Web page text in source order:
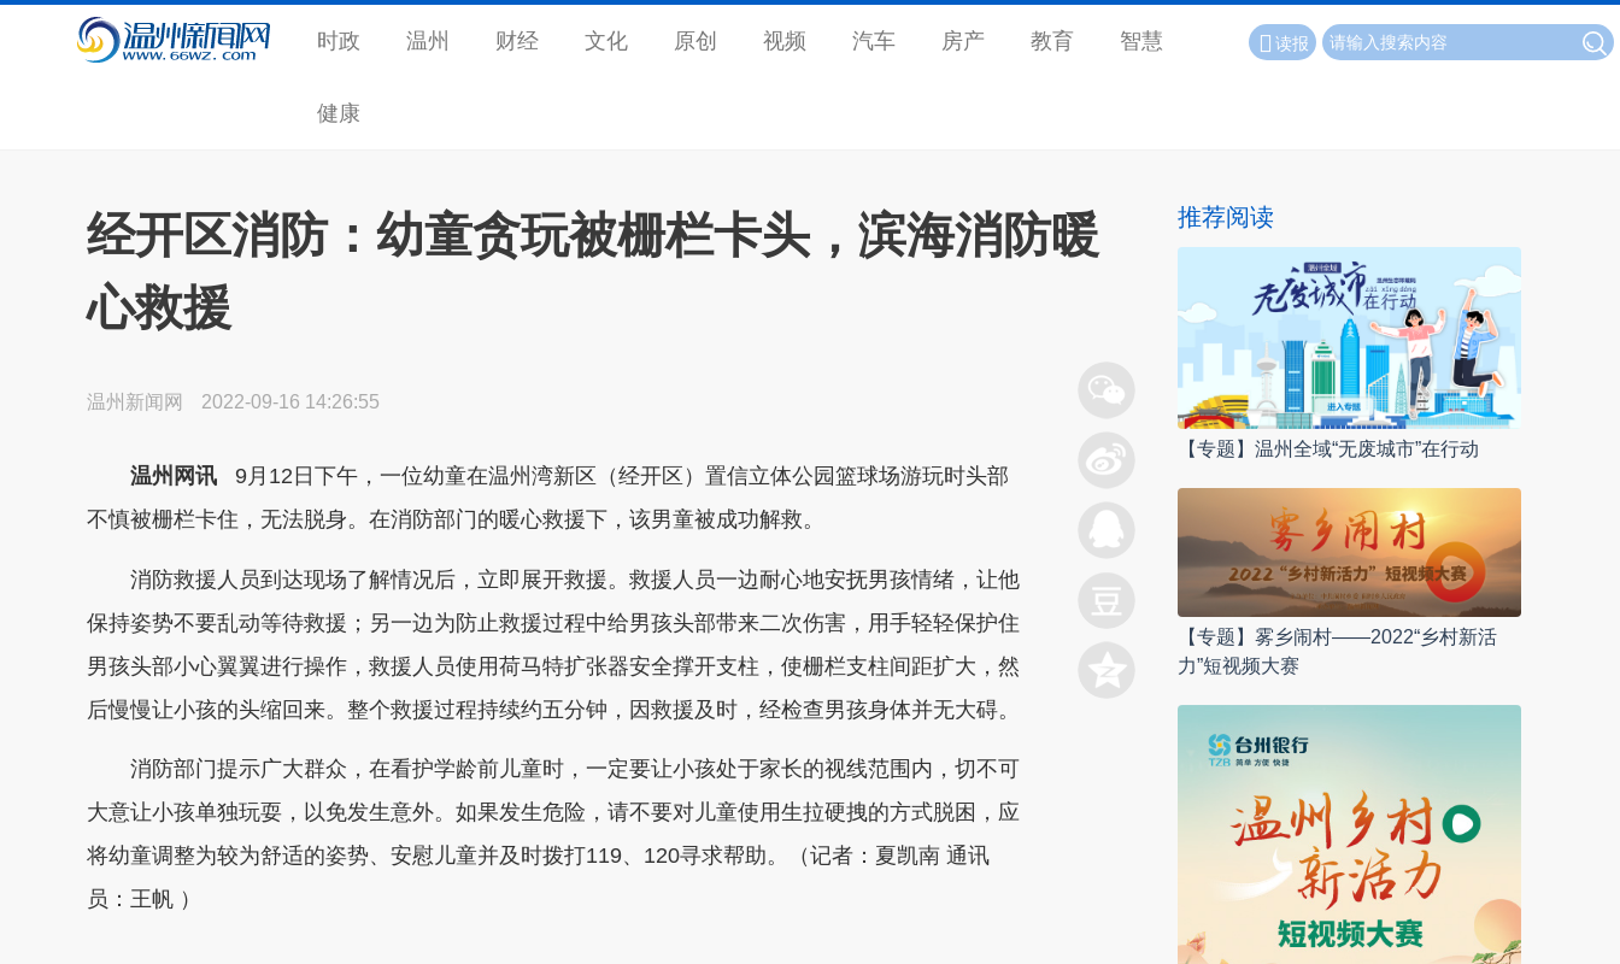
时政 温州 财经 文化 原创 视频 汽车 房产 教育 智慧
健康
读报
经开区消防：幼童贪玩被栅栏卡头，滨海消防暖
心救援
温州新闻网 2022-09-16 14:26:55
温州网讯 9月12日下午，一位幼童在温州湾新区（经开区）置信立体公园篮球场游玩时头部
不慎被栅栏卡住，无法脱身。在消防部门的暖心救援下，该男童被成功解救。
消防救援人员到达现场了解情况后，立即展开救援。救援人员一边耐心地安抚男孩情绪，让他
保持姿势不要乱动等待救援；另一边为防止救援过程中给男孩头部带来二次伤害，用手轻轻保护住
男孩头部小心翼翼进行操作，救援人员使用荷马特扩张器安全撑开支柱，使栅栏支柱间距扩大，然
后慢慢让小孩的头缩回来。整个救援过程持续约五分钟，因救援及时，经检查男孩身体并无大碍。
消防部门提示广大群众，在看护学龄前儿童时，一定要让小孩处于家长的视线范围内，切不可
大意让小孩单独玩耍，以免发生意外。如果发生危险，请不要对儿童使用生拉硬拽的方式脱困，应
将幼童调整为较为舒适的姿势、安慰儿童并及时拨打119、120寻求帮助。（记者：夏凯南 通讯
员：王帆 ）
推荐阅读
【专题】温州全域“无废城市”在行动
【专题】雾乡闹村——2022“乡村新活
力”短视频大赛